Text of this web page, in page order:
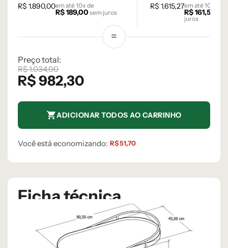
R$ 1.890,00em até10x de
R$189,00 sem juros
R$ 1.615,27em até10
R$161,53
juros
Preço total:
R$1.034,00
R$982,30
ADICIONAR TODOS AO CARRINHO
Você está economizando: R$51,70
Ficha técnica